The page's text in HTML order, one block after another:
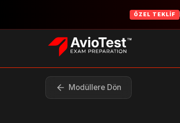
ÖZEL TEKLIF
Modüllere Dön